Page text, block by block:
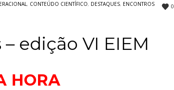
0
, CONTEÚDO CIENTÍFICO, DESTAQUES, ENCONTROS
edição VI EIEM
HORA